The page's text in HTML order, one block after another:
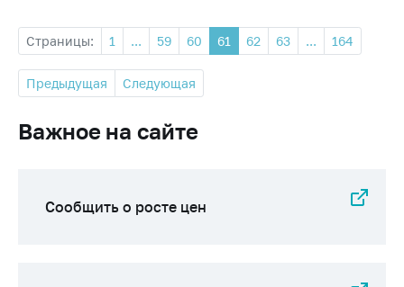
Страницы: 1 ... 59 60 61 62 63 ... 164
Предыдущая Следующая
Важное на сайте
Сообщить о росте цен